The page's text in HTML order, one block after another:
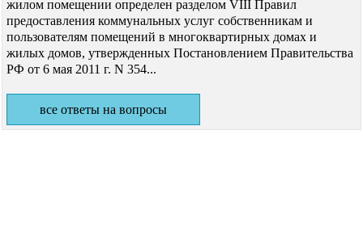
жилом помещении определен разделом VIII Правил
предоставления коммунальных услуг собственникам и
пользователям помещений в многоквартирных домах и
жилых домов, утвержденных Постановлением Правительства
РФ от 6 мая 2011 г. N 354...
все ответы на вопросы